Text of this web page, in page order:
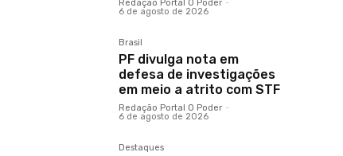
Redação Portal O Poder -
6 de agosto de 2026
Brasil
PF divulga nota em
defesa de investigações
em meio a atrito com STF
Redação Portal O Poder -
6 de agosto de 2026
Destaques